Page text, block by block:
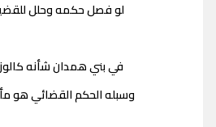
لو فصل حكمه وحلل
في بني همدان شأنه
وسبله الحكم القضائي هو